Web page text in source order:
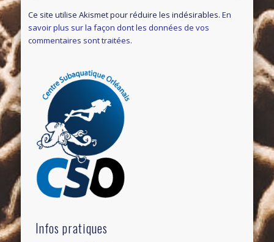
Ce site utilise Akismet pour réduire les indésirables.En
savoir plus sur la façon dont les données de vos
commentaires sont traitées.
Infos pratiques